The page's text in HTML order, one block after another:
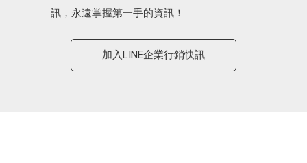
訊，永遠掌握第一手的資訊！
加入LINE企業行銷快訊